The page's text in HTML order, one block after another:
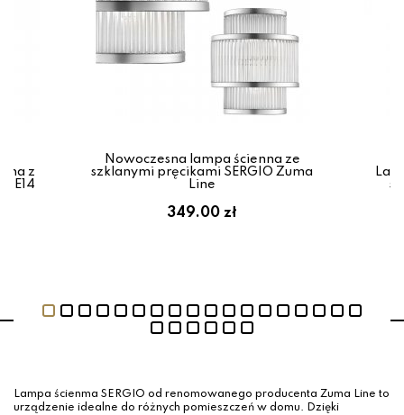
z
E14
Nowoczesna lampa ścienna ze
szklanymi pręcikami SERGIO Zuma
Line
349.00 zł
Lampa ścienma SERGIO od renomowanego producenta Zuma Line to
urządzenie idealne do różnych pomieszczeń w domu. Dzięki